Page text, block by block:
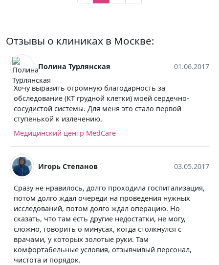
Отзывы о клиниках в Москве:
Полина Турлянская 01.06.2017
Хочу выразить огромную благодарность за
обследование (КТ грудной клетки) моей сердечно-
сосудистой системы. Для меня это стало первой
ступенькой к излечению.
Медицинский центр MedCare
Игорь Степанов 03.05.2017
Сразу не нравилось, долго проходила госпитализация,
потом долго ждал очереди на проведения нужных
исследований, потом долго ждал операцию. Но
сказать, что там есть другие недостатки, не могу,
сложно, говорить о минусах, когда столкнулся с
врачами, у которых золотые руки. Там
комфортабельные условия, отзывчивый персонал,
чистота и порядок.